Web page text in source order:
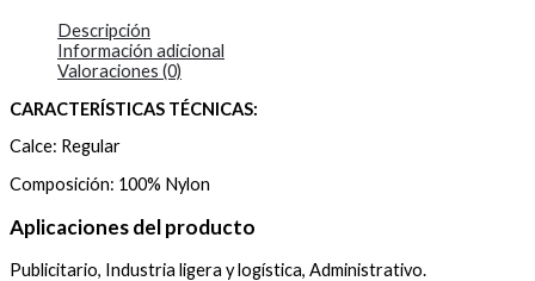
Descripción
Información adicional
Valoraciones (0)
CARACTERÍSTICAS TÉCNICAS:
Calce: Regular
Composición: 100% Nylon
Aplicaciones del producto
Publicitario, Industria ligera y logística, Administrativo.